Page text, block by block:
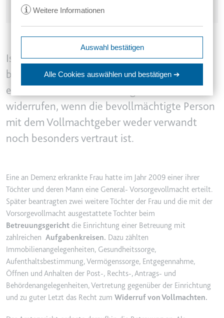
www.smartlaw.de
Zweck:
Speichert den Zustimmungsstatus
des Benutzers für Cookies auf der
aktuellen Domäne.
Ablauf:
1 Jahr
Anbieter:
google.com
Zweck:
Anstehend
Typ:
Pixel-Tracker
_ga
Wird verwendet, um Daten zu
Google Analytics über das Gerät
und das Verhalten des Besuchers
zu senden. Erfasst den Besucher
über Geräte und Marketingkanäle
hinweg.
Ablauf:
Typ:
HTTP-Cookie
_ga_#
i Weitere Informationen
VISITOR_INFO1_LIVE
Anbieter:
youtube.com
Ablauf:
180 Tage
Typ:
HTTP-Cookie
YSC
Anbieter:
youtube.com
Zweck:
Registriert eine eindeutige ID, um
Statistiken der Videos von
YouTube, die der Benutzer
gesehen hat, zu behalten.
Ablauf:
Sitzung
Auswahl bestätigen
Alle Cookies auswählen und bestätigen ➔
Şкץαηđรτα® / stock.adobe.com
Ist für eine demente Person ein Betreuer
bestellt worden, so kann dieser eine zuvor
erteilte umfassende Vorsorgevollmacht
widerrufen, wenn die bevollmächtigte Person
mit dem Vollmachtgeber weder verwandt
noch besonders vertraut ist.
Eine an Demenz erkrankte Frau hatte im Jahr 2009 einer ihrer
Töchter und deren Mann eine General- Vorsorgevollmacht erteilt.
Später beantragten zwei weitere Töchter der Frau und die mit der
Vorsorgevollmacht ausgestattete Tochter beim
Betreuungsgericht die Einrichtung einer Betreuung mit
zahlreichen Aufgabenkreisen. Dazu zählten
Immobilienangelegenheiten, Gesundheitssorge,
Aufenthaltsbestimmung, Vermögenssorge, Entgegennahme,
Öffnen und Anhalten der Post-, Rechts-, Antrags- und
Behördenangelegenheiten, Vertretung gegenüber der Einrichtung
und zu guter Letzt das Recht zum Widerruf von Vollmachten.